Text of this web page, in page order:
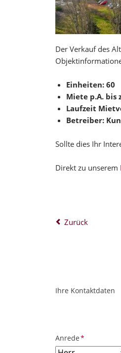
Der Verkauf des
Einheiten: 60
Miete p.A. bis
Laufzeit
Betreiber:
Sollte dies Ihr
Direkt zu unserem
Zurück
ObjektPlatzhalter
URL
Ihre Kontaktdaten
Pflichtfeld
Anrede*